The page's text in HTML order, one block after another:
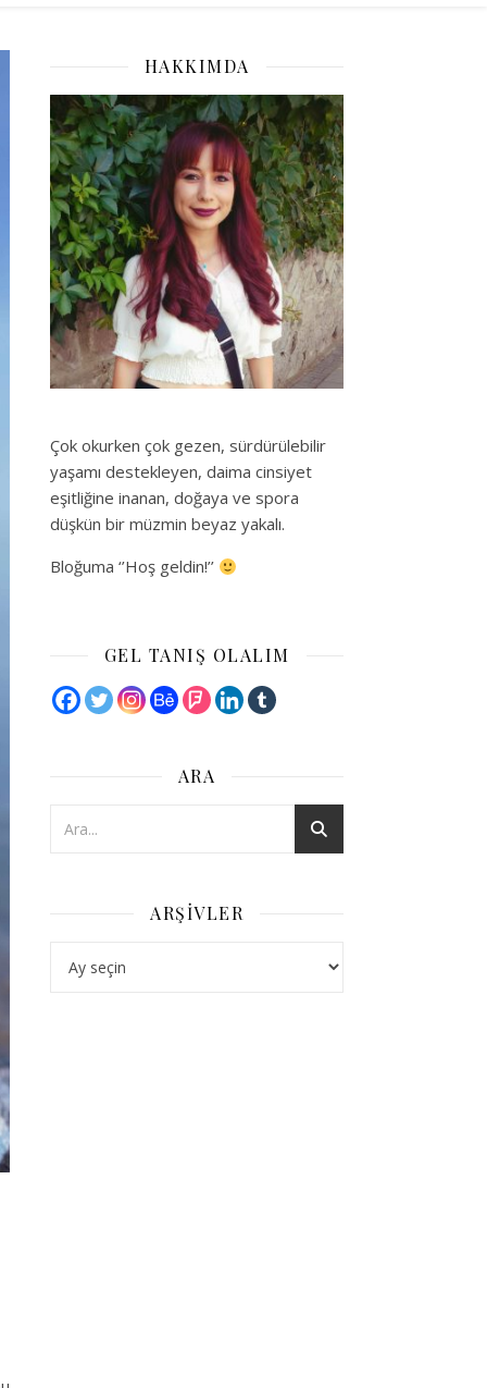
HAKKIMDA
Çok okurken çok gezen, sürdürülebilir
yaşamı destekleyen, daima cinsiyet
eşitliğine inanan, doğaya ve spora
düşkün bir müzmin beyaz yakalı.
Bloğuma ‘’Hoş geldin!’’
GEL TANIŞ OLALIM
ARA
ARŞIVLER